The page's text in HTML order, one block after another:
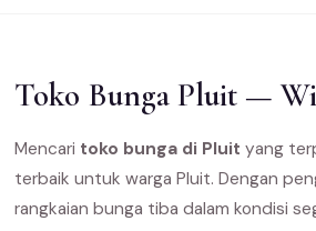
Toko Bunga Pluit —
Mencari toko bunga di Pluit yang
terbaik untuk warga Pluit. Dengan
rangkaian bunga tiba dalam kondisi